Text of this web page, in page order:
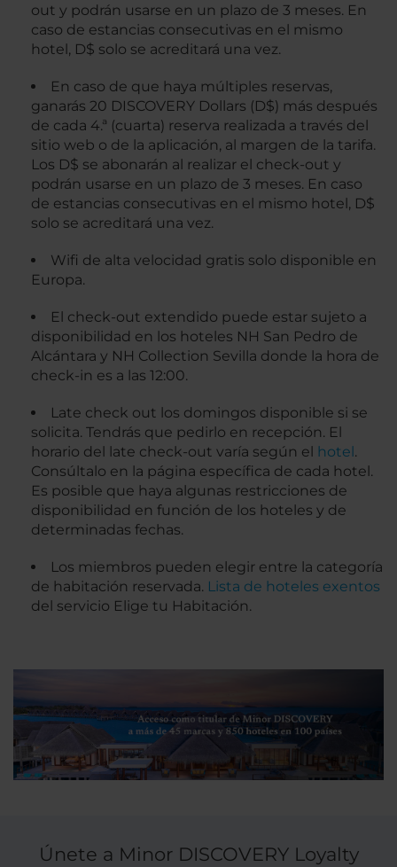
out y podrán usarse en un plazo de 3 meses. En
caso de estancias consecutivas en el mismo
hotel, D$ solo se acreditará una vez.
En caso de que haya múltiples reservas,
ganarás 20 DISCOVERY Dollars (D$) más después
de cada 4.ª (cuarta) reserva realizada a través del
sitio web o de la aplicación, al margen de la tarifa.
Los D$ se abonarán al realizar el check-out y
podrán usarse en un plazo de 3 meses. En caso
de estancias consecutivas en el mismo hotel, D$
solo se acreditará una vez.
Wifi de alta velocidad gratis solo disponible en
Europa.
El check-out extendido puede estar sujeto a
disponibilidad en los hoteles NH San Pedro de
Alcántara y NH Collection Sevilla donde la hora de
check-in es a las 12:00.
Late check out los domingos disponible si se
solicita. Tendrás que pedirlo en recepción. El
horario del late check-out varía según el hotel.
Consúltalo en la página específica de cada hotel.
Es posible que haya algunas restricciones de
disponibilidad en función de los hoteles y de
determinadas fechas.
Los miembros pueden elegir entre la categoría
de habitación reservada. Lista de hoteles exentos
del servicio Elige tu Habitación.
Únete a Minor DISCOVERY Loyalty